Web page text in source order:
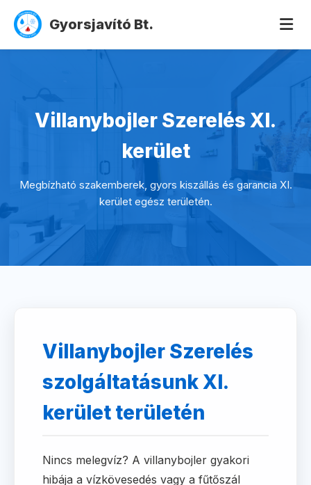
Gyorsjavító Bt.
Villanybojler Szerelés XI.
kerület
Megbízható szakemberek, gyors kiszállás és garancia XI.
kerület egész területén.
Villanybojler Szerelés
szolgáltatásunk XI.
kerület területén
Nincs melegvíz? A villanybojler gyakori
hibája a vízkövesedés vagy a fűtőszál